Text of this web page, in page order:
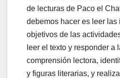
de lecturas de Paco el
debemos hacer es leer las
objetivos de las
leer el texto y responder a
comprensión lectora,
y figuras literarias, y